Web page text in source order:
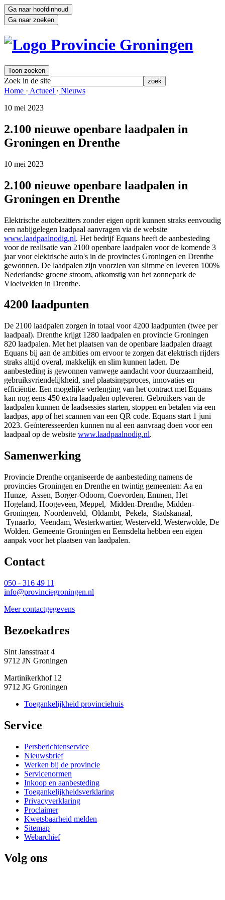
Ga naar hoofdinhoud
Ga naar zoeken
Toon zoeken
Zoek in de site zoek
Home · Actueel · Nieuws
10 mei 2023
2.100 nieuwe openbare laadpalen in
Groningen en Drenthe
10 mei 2023
2.100 nieuwe openbare laadpalen in
Groningen en Drenthe
Elektrische autobezitters zonder eigen oprit kunnen straks eenvoudig
een nabijgelegen laadpaal aanvragen via de website
www.laadpaalnodig.nl. Het bedrijf Equans heeft de aanbesteding
voor de realisatie van 2100 openbare laadpalen voor de komende 3
jaar voor elektrische auto's in de provincies Groningen en Drenthe
gewonnen. De laadpalen zijn voorzien van slimme en leveren 100%
Nederlandse groene stroom, afkomstig van het zonnepark de
Vloeivelden in Drenthe.
4200 laadpunten
De 2100 laadpalen zorgen in totaal voor 4200 laadpunten (twee per
laadpaal). Drenthe krijgt 1280 laadpalen en provincie Groningen
820 laadpalen. Met het plaatsen van de openbare laadpalen draagt
Equans bij aan de ambities om ervoor te zorgen dat elektrisch rijders
straks altijd overal, makkelijk en slim kunnen laden. De
aanbesteding is gewonnen vanwege aandacht voor duurzaamheid,
gebruiksvriendelijkheid, snel plaatsingsproces, innovaties en
efficiëntie. Een mogelijke verlenging van het contract met Equans
kan nog eens 450 extra laadpalen opleveren. Gebruikers van de
laadpalen kunnen de laadsessies starten, stoppen en betalen via een
laadpas, app of het scannen van een QR code. Equans start 1 juni
2023. Geïnteresseerden kunnen nu al een aanvraag doen voor een
laadpaal op de website www.laadpaalnodig.nl.
Samenwerking
Provincie Drenthe organiseerde de aanbesteding namens de
provincies Groningen en Drenthe en twintig gemeenten: Aa en
Hunze, Assen, Borger-Odoorn, Coevorden, Emmen, Het
Hogeland, Hoogeveen, Meppel, Midden-Drenthe, Midden-
Groningen, Noordenveld, Oldambt, Pekela, Stadskanaal,
Tynaarlo, Veendam, Westerkwartier, Westerveld, Westerwolde, De
Wolden. Gemeente Groningen en Eemsdelta hebben een eigen
aanpak voor het plaatsen van laadpalen.
Contact
050 - 316 49 11
info@provinciegroningen.nl
Meer contactgegevens
Bezoekadres
Sint Jansstraat 4
9712 JN Groningen
Martinikerkhof 12
9712 JG Groningen
Toegankelijkheid provinciehuis
Service
Persberichtenservice
Nieuwsbrief
Werken bij de provincie
Servicenormen
Inkoop en aanbesteding
Toegankelijkheidsverklaring
Privacyverklaring
Proclaimer
Kwetsbaarheid melden
Sitemap
Webarchief
Volg ons